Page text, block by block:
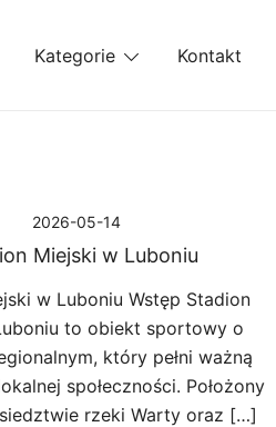
Kategorie Kontakt
2026-05-14
Miejski w Luboniu
w Luboniu Wstęp Stadion
to obiekt sportowy o
który pełni ważną
społeczności. Położony
rzeki Warty oraz […]